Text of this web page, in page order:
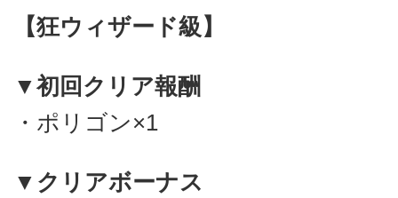
【狂ウィザード級】
▼初回クリア報酬
・ポリゴン×1
▼クリアボーナス